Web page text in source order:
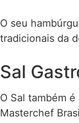
O seu
tradicionais da
Sal
O Sal também
Masterchef